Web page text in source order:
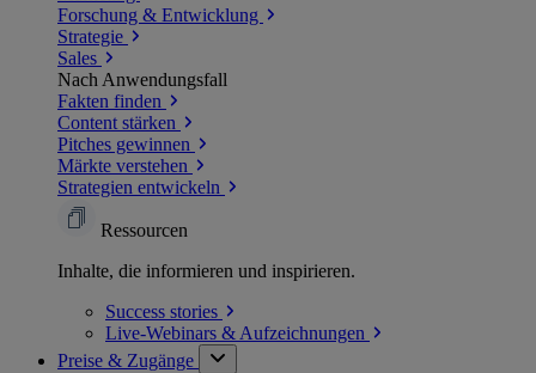
Forschung & Entwicklung
Strategie
Sales
Nach Anwendungsfall
Fakten finden
Content stärken
Pitches gewinnen
Märkte verstehen
Strategien entwickeln
Ressourcen
Inhalte, die informieren und inspirieren.
Success stories
Live-Webinars & Aufzeichnungen
Preise & Zugänge